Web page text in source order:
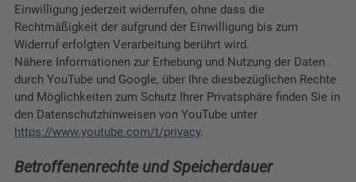
Einwilligung jederzeit widerrufen, ohne dass die
Rechtmäßigkeit der aufgrund der Einwilligung bis zum
Widerruf erfolgten Verarbeitung berührt wird.
Nähere Informationen zur Erhebung und Nutzung der Daten
durch YouTube und Google, über Ihre diesbezüglichen Rechte
und Möglichkeiten zum Schutz Ihrer Privatsphäre finden Sie in
den Datenschutzhinweisen von YouTube unter
https://www.youtube.com/t/privacy.
Betroffenenrechte und Speicherdauer